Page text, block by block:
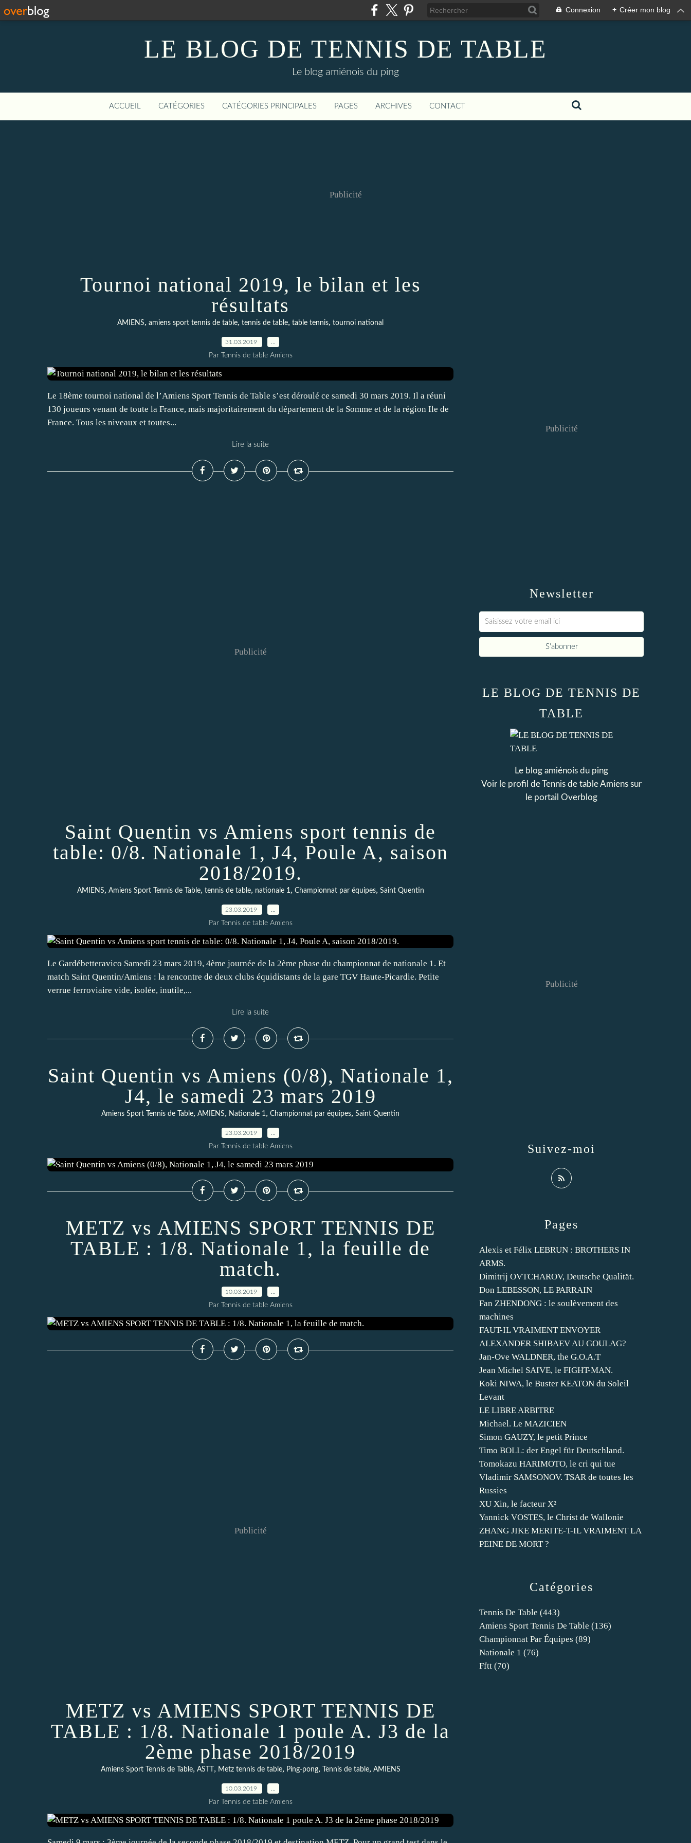
Connexion + Créer mon blog
LE BLOG DE TENNIS DE TABLE
Le blog amiénois du ping
ACCUEIL CATÉGORIES CATÉGORIES PRINCIPALES PAGES ARCHIVES CONTACT
Publicité
Tournoi national 2019, le bilan et les
résultats
AMIENS, amiens sport tennis de table, tennis de table, table tennis, tournoi national
31.03.2019
Par Tennis de table Amiens
Le 18ème tournoi national de l’Amiens Sport Tennis de Table s’est déroulé ce samedi 30 mars 2019. Il a réuni
130 joueurs venant de toute la France, mais majoritairement du département de la Somme et de la région Ile de
France. Tous les niveaux et toutes...
Lire la suite
Publicité
Saint Quentin vs Amiens sport tennis de
table: 0/8. Nationale 1, J4, Poule A, saison
2018/2019.
AMIENS, Amiens Sport Tennis de Table, tennis de table, nationale 1, Championnat par équipes, Saint Quentin
23.03.2019
Par Tennis de table Amiens
Le Gardébetteravico Samedi 23 mars 2019, 4ème journée de la 2ème phase du championnat de nationale 1. Et
match Saint Quentin/Amiens : la rencontre de deux clubs équidistants de la gare TGV Haute-Picardie. Petite
verrue ferroviaire vide, isolée, inutile,...
Lire la suite
Saint Quentin vs Amiens (0/8), Nationale 1,
J4, le samedi 23 mars 2019
Amiens Sport Tennis de Table, AMIENS, Nationale 1, Championnat par équipes, Saint Quentin
23.03.2019
Par Tennis de table Amiens
METZ vs AMIENS SPORT TENNIS DE
TABLE : 1/8. Nationale 1, la feuille de
match.
10.03.2019
Par Tennis de table Amiens
Publicité
METZ vs AMIENS SPORT TENNIS DE
TABLE : 1/8. Nationale 1 poule A. J3 de la
2ème phase 2018/2019
Amiens Sport Tennis de Table, ASTT , Metz tennis de table, Ping-pong, Tennis de table, AMIENS
10.03.2019
Par Tennis de table Amiens
Newsletter
Publicité
Catégories
Tennis De Table (443)
Amiens Sport Tennis De Table (136)
Championnat Par Équipes (89)
Nationale 1 (76)
Fftt (70)
Pages
Alexis et Félix LEBRUN : BROTHERS IN
ARMS.
Dimitrij OVTCHAROV, Deutsche Qualität.
Don LEBESSON, LE PARRAIN
Fan ZHENDONG : le soulèvement des
machines
FAUT-IL VRAIMENT ENVOYER
ALEXANDER SHIBAEV AU GOULAG?
Jan-Ove WALDNER, the G.O.A.T
Jean Michel SAIVE, le FIGHT-MAN.
Koki NIWA, le Buster KEATON du Soleil
Levant
LE LIBRE ARBITRE
Michael. Le MAZICIEN
Simon GAUZY, le petit Prince
Timo BOLL: der Engel für Deutschland.
Tomokazu HARIMOTO, le cri qui tue
Vladimir SAMSONOV. TSAR de toutes les
Russies
XU Xin, le facteur X²
Yannick VOSTES, le Christ de Wallonie
ZHANG JIKE MERITE-T-IL VRAIMENT LA
PEINE DE MORT ?
LE BLOG DE TENNIS DE
TABLE
Le blog amiénois du ping
Voir le profil deTennis de table Amiens sur
le portail Overblog
Suivez-moi
Publicité